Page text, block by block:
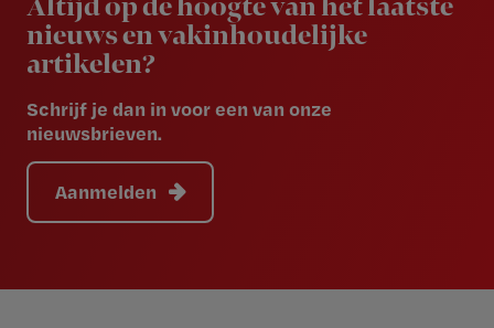
Altijd op de hoogte van het laatste
nieuws en vakinhoudelijke
artikelen?
Schrijf je dan in voor een van onze
nieuwsbrieven.
Aanmelden